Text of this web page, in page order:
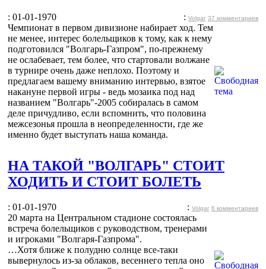
: 01-01-1970 : Volgar 37 комментариев
Чемпионат в первом дивизионе набирает ход. Тем
не менее, интерес болельщиков к тому, как к нему
подготовился "Волгарь-Газпром", по-прежнему
не ослабевает, тем более, что стартовали волжане
в турнире очень даже неплохо. Поэтому и
предлагаем вашему вниманию интервью, взятое
накануне первой игры - ведь мозаика под над
названием "Волгарь"-2005 собиралась в самом
деле причудливо, если вспомнить, что половина
межсезонья прошла в неопределенности, где же
именно будет выступать наша команда.
НА ТАКОЙ "ВОЛГАРЬ" СТОИТ
ХОДИТЬ И СТОИТ БОЛЕТЬ
: 01-01-1970 : Volgar 6 комментариев
20 марта на Центральном стадионе состоялась
встреча болельщиков с руководством, тренерами
и игроками "Волгаря-Газпрома".
…Хотя ближе к полудню солнце все-таки
вывернулось из-за облаков, весеннего тепла оно